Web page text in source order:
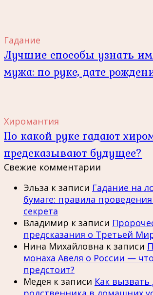
Гадание
Лучшие способы узнать
мужа: по руке, дате
Хиромантия
По какой руке гадают
предсказывают будущее?
Свежие комментарии
Эльза к записи Гадание на
бумаге: правила
секрета
Владимир к записи
предсказания о Третьей
Нина Михайловна к записи
монаха Авеля о России —
предстоит?
Медея к записи Как